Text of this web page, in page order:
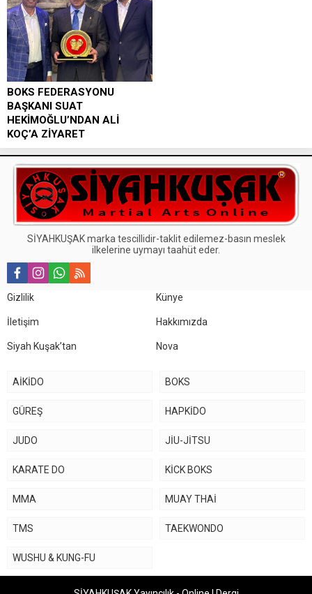
BOKS FEDERASYONU
BAŞKANI SUAT
HEKİMOĞLU’NDAN ALİ
KOÇ’A ZİYARET
Başkan Hekimoğlu, Ali Koç’a
plaket takdim etti. Türkiye Boks
Federasyonu Başkanı Suat
Hekimoğlu, Fenerbahçe Kulübü...
SİYAHKUŞAK marka tescillidir-taklit edilemez-basın meslek
ilkelerine uymayı taahüt eder.
Gizlilik Künye
İletişim Hakkımızda
Siyah Kuşak’tan Nova
AİKİDO BOKS
GÜREŞ HAPKİDO
JUDO JİU-JİTSU
KARATE DO KİCK BOKS
MMA MUAY THAİ
TMS TAEKWONDO
WUSHU & KUNG-FU